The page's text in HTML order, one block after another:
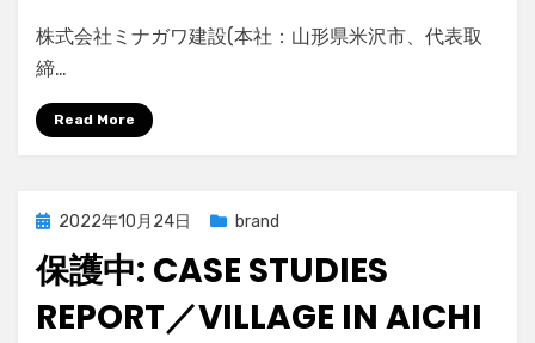
株式会社ミナガワ建設(本社：山形県米沢市、代表取
締…
Read More
Posted
2022年10月24日 brand
保護中: CASE STUDIES
REPORT／VILLAGE IN AICHI